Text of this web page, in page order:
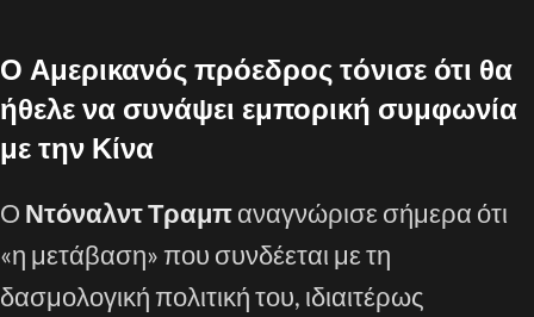
Ο Αμερικανός πρόεδρος τόνισε ότι θα
ήθελε να συνάψει εμπορική συμφωνία
με την Κίνα
Ο Ντόναλντ Τραμπαναγνώρισε σήμερα ότι
«η μετάβαση» που συνδέεται με τη
δασμολογική πολιτική του, ιδιαιτέρως